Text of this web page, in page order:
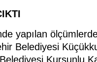
yapılan
Belediyesi
Kurşunlu